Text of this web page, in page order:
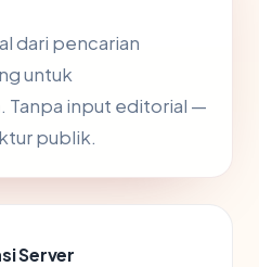
dari pencarian
untuk
. Tanpa input editorial —
publik.
Server